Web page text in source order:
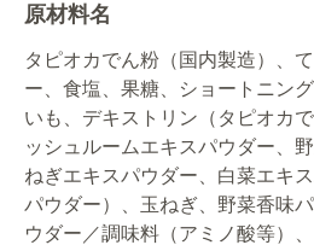
原材料名
タピオカでん粉（国内製造）、
ー、食塩、果糖、ショートニン
いも、デキストリン（タピオカ
ッシュルームエキスパウダー、
ねぎエキスパウダー、白菜エキ
パウダー）、玉ねぎ、野菜香味
ウダー／調味料（アミノ酸等）